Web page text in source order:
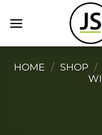
naar
HOME / SHOP /